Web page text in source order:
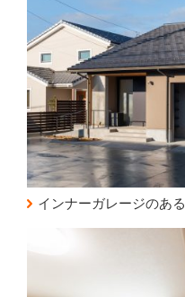
インナーガレージのあ